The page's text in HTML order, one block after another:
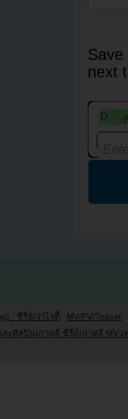
next
: ซีรี่ย์/วาไรตี้
MV/PV/Teaser
ละศิลปินเกาหลี ซีรี่ย์เกาหลี MV